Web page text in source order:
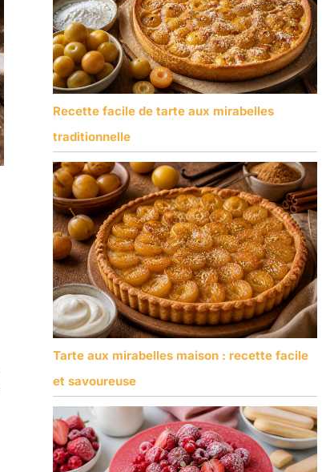
Recette facile de tarte aux mirabelles
traditionnelle
Tarte aux mirabelles maison : recette facile
et savoureuse